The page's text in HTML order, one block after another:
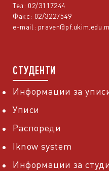
Тел: 02/3117244
Факс: 02/3227549
e-mail:
СТУДЕНТИ
Информации за
Уписи
Распореди
Iknow system
Информации за